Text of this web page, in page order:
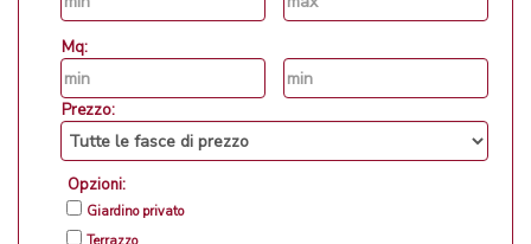
Mq:
Prezzo:
Opzioni:
Giardino privato